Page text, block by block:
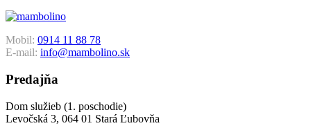
Mobil: 0914 11 88 78
E-mail: info@mambolino.sk
Predajňa
Dom služieb (1. poschodie)
Levočská 3, 064 01 Stará Ľubovňa